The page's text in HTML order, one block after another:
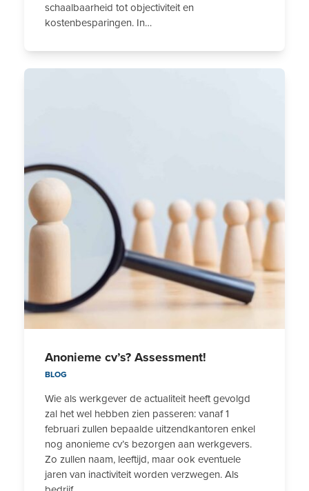
schaalbaarheid tot objectiviteit en
kostenbesparingen. In…
Anonieme cv’s? Assessment!
BLOG
Wie als werkgever de actualiteit heeft gevolgd
zal het wel hebben zien passeren: vanaf 1
februari zullen bepaalde uitzendkantoren enkel
nog anonieme cv’s bezorgen aan werkgevers.
Zo zullen naam, leeftijd, maar ook eventuele
jaren van inactiviteit worden verzwegen. Als